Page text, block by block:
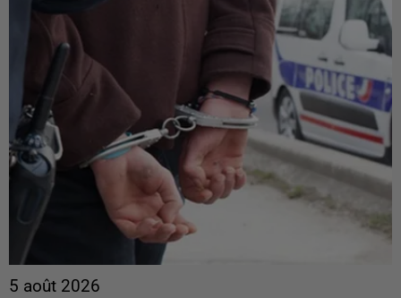
5 août 2026